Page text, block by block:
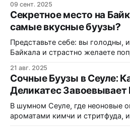
мечтал о таком, и вот, кажется,
бурятские буузы в штате Монтана! В этой
расскажу о моём неожиданном
сибирской кухней прямо
09 сент. 2025
Секретное место на
самые вкусные буузы?
Представьте себе: вы голодны,
Байкала и страстно желаете
видом на озеро или довериться
неприметную столовую?
лучшие впечатления ждут нас
ожидаем. Сегодня мы отправимся в гастрономическое
путешествие,
21 авг. 2025
Сочные Буузы в Сеуле:
Деликатес
В шумном Сеуле, где неоновые
ароматами кимчи и стритфуда,